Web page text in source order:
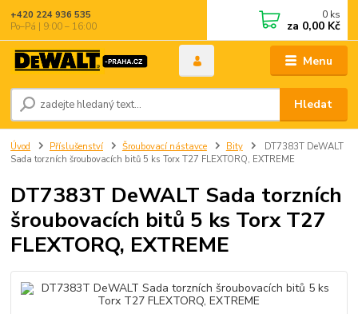
Menu
Hledat
+420 224 936 535
Po–Pá | 9:00 – 16:00
0 ks
za 0,00 Kč
Úvod Příslušenství Šroubovací nástavce Bity
DT7383T DeWALT
Sada torzních šroubovacích bitů 5 ks Torx T27 FLEXTORQ, EXTREME
DT7383T DeWALT Sada torzních
šroubovacích bitů 5 ks Torx T27
FLEXTORQ, EXTREME